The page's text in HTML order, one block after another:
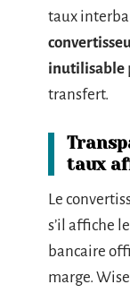
taux
inutilisable
transfert.
taux
Le
s’il affiche
bancaire
marge.